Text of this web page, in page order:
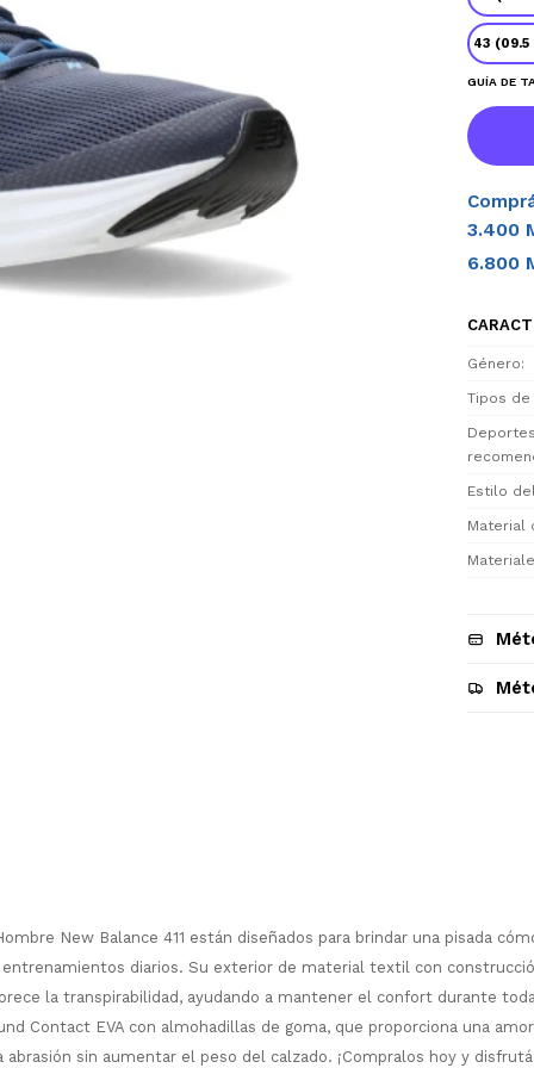
43 (09.5
GUÍA DE
3.400
6.800
Género
Tipos de
Estilo
Material
New Balance 411 están diseñados para brindar una pisada
entrenamientos diarios. Su exterior de material textil con
la transpirabilidad, ayudando a mantener el confort durante
Contact EVA con almohadillas de goma, que proporciona una
abrasión sin aumentar el peso del calzado. ¡Compralos hoy y
¡Sumate a la forma más ágil de
comprar!
Comprá en 3 cuotas sin recargo o hasta
en 12 cuotas * ¡Solo con tu cédula!